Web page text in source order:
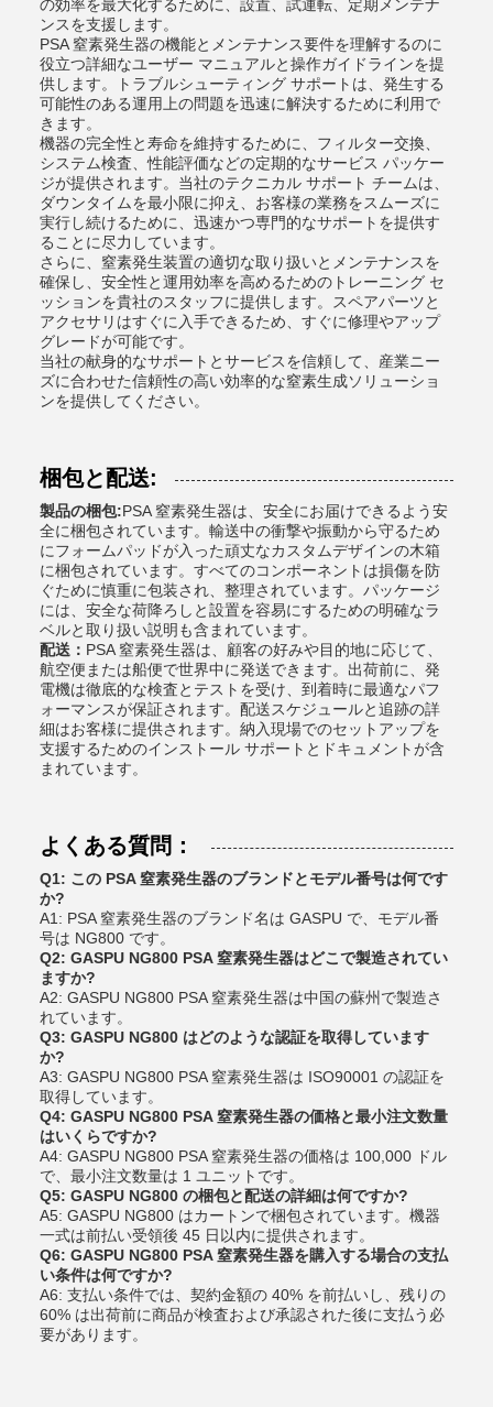
の効率を最大化するために、設置、試運転、定期メンテナ
ンスを支援します。
PSA 窒素発生器の機能とメンテナンス要件を理解するのに
役立つ詳細なユーザー マニュアルと操作ガイドラインを提
供します。トラブルシューティング サポートは、発生する
可能性のある運用上の問題を迅速に解決するために利用で
きます。
機器の完全性と寿命を維持するために、フィルター交換、
システム検査、性能評価などの定期的なサービス パッケー
ジが提供されます。当社のテクニカル サポート チームは、
ダウンタイムを最小限に抑え、お客様の業務をスムーズに
実行し続けるために、迅速かつ専門的なサポートを提供す
ることに尽力しています。
さらに、窒素発生装置の適切な取り扱いとメンテナンスを
確保し、安全性と運用効率を高めるためのトレーニング セ
ッションを貴社のスタッフに提供します。スペアパーツと
アクセサリはすぐに入手できるため、すぐに修理やアップ
グレードが可能です。
当社の献身的なサポートとサービスを信頼して、産業ニー
ズに合わせた信頼性の高い効率的な窒素生成ソリューショ
ンを提供してください。
梱包と配送:
製品の梱包:PSA 窒素発生器は、安全にお届けできるよう安
全に梱包されています。輸送中の衝撃や振動から守るため
にフォームパッドが入った頑丈なカスタムデザインの木箱
に梱包されています。すべてのコンポーネントは損傷を防
ぐために慎重に包装され、整理されています。パッケージ
には、安全な荷降ろしと設置を容易にするための明確なラ
ベルと取り扱い説明も含まれています。
配送： PSA 窒素発生器は、顧客の好みや目的地に応じて、
航空便または船便で世界中に発送できます。出荷前に、発
電機は徹底的な検査とテストを受け、到着時に最適なパフ
ォーマンスが保証されます。配送スケジュールと追跡の詳
細はお客様に提供されます。納入現場でのセットアップを
支援するためのインストール サポートとドキュメントが含
まれています。
よくある質問：
Q1: この PSA 窒素発生器のブランドとモデル番号は何です
か?
A1: PSA 窒素発生器のブランド名は GASPU で、モデル番
号は NG800 です。
Q2: GASPU NG800 PSA 窒素発生器はどこで製造されてい
ますか?
A2: GASPU NG800 PSA 窒素発生器は中国の蘇州で製造さ
れています。
Q3: GASPU NG800 はどのような認証を取得しています
か?
A3: GASPU NG800 PSA 窒素発生器は ISO90001 の認証を
取得しています。
Q4: GASPU NG800 PSA 窒素発生器の価格と最小注文数量
はいくらですか?
A4: GASPU NG800 PSA 窒素発生器の価格は 100,000 ドル
で、最小注文数量は 1 ユニットです。
Q5: GASPU NG800 の梱包と配送の詳細は何ですか?
A5: GASPU NG800 はカートンで梱包されています。機器
一式は前払い受領後 45 日以内に提供されます。
Q6: GASPU NG800 PSA 窒素発生器を購入する場合の支払
い条件は何ですか?
A6: 支払い条件では、契約金額の 40% を前払いし、残りの
60% は出荷前に商品が検査および承認された後に支払う必
要があります。